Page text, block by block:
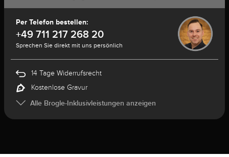
Per Telefon bestellen:
+49 711 217 268 20
Sprechen Sie direkt mit uns persönlich
14 Tage Widerrufsrecht
Kostenlose Gravur
Alle Brogle-Inklusivleistungen anzeigen